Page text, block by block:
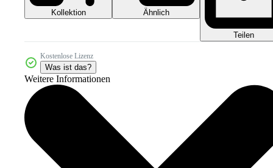
Kollektion Ähnlich
Teilen
Kostenlose Lizenz
Was ist das?
Weitere Informationen